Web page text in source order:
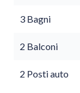
3 Bagni
2 Balconi
2 Posti auto